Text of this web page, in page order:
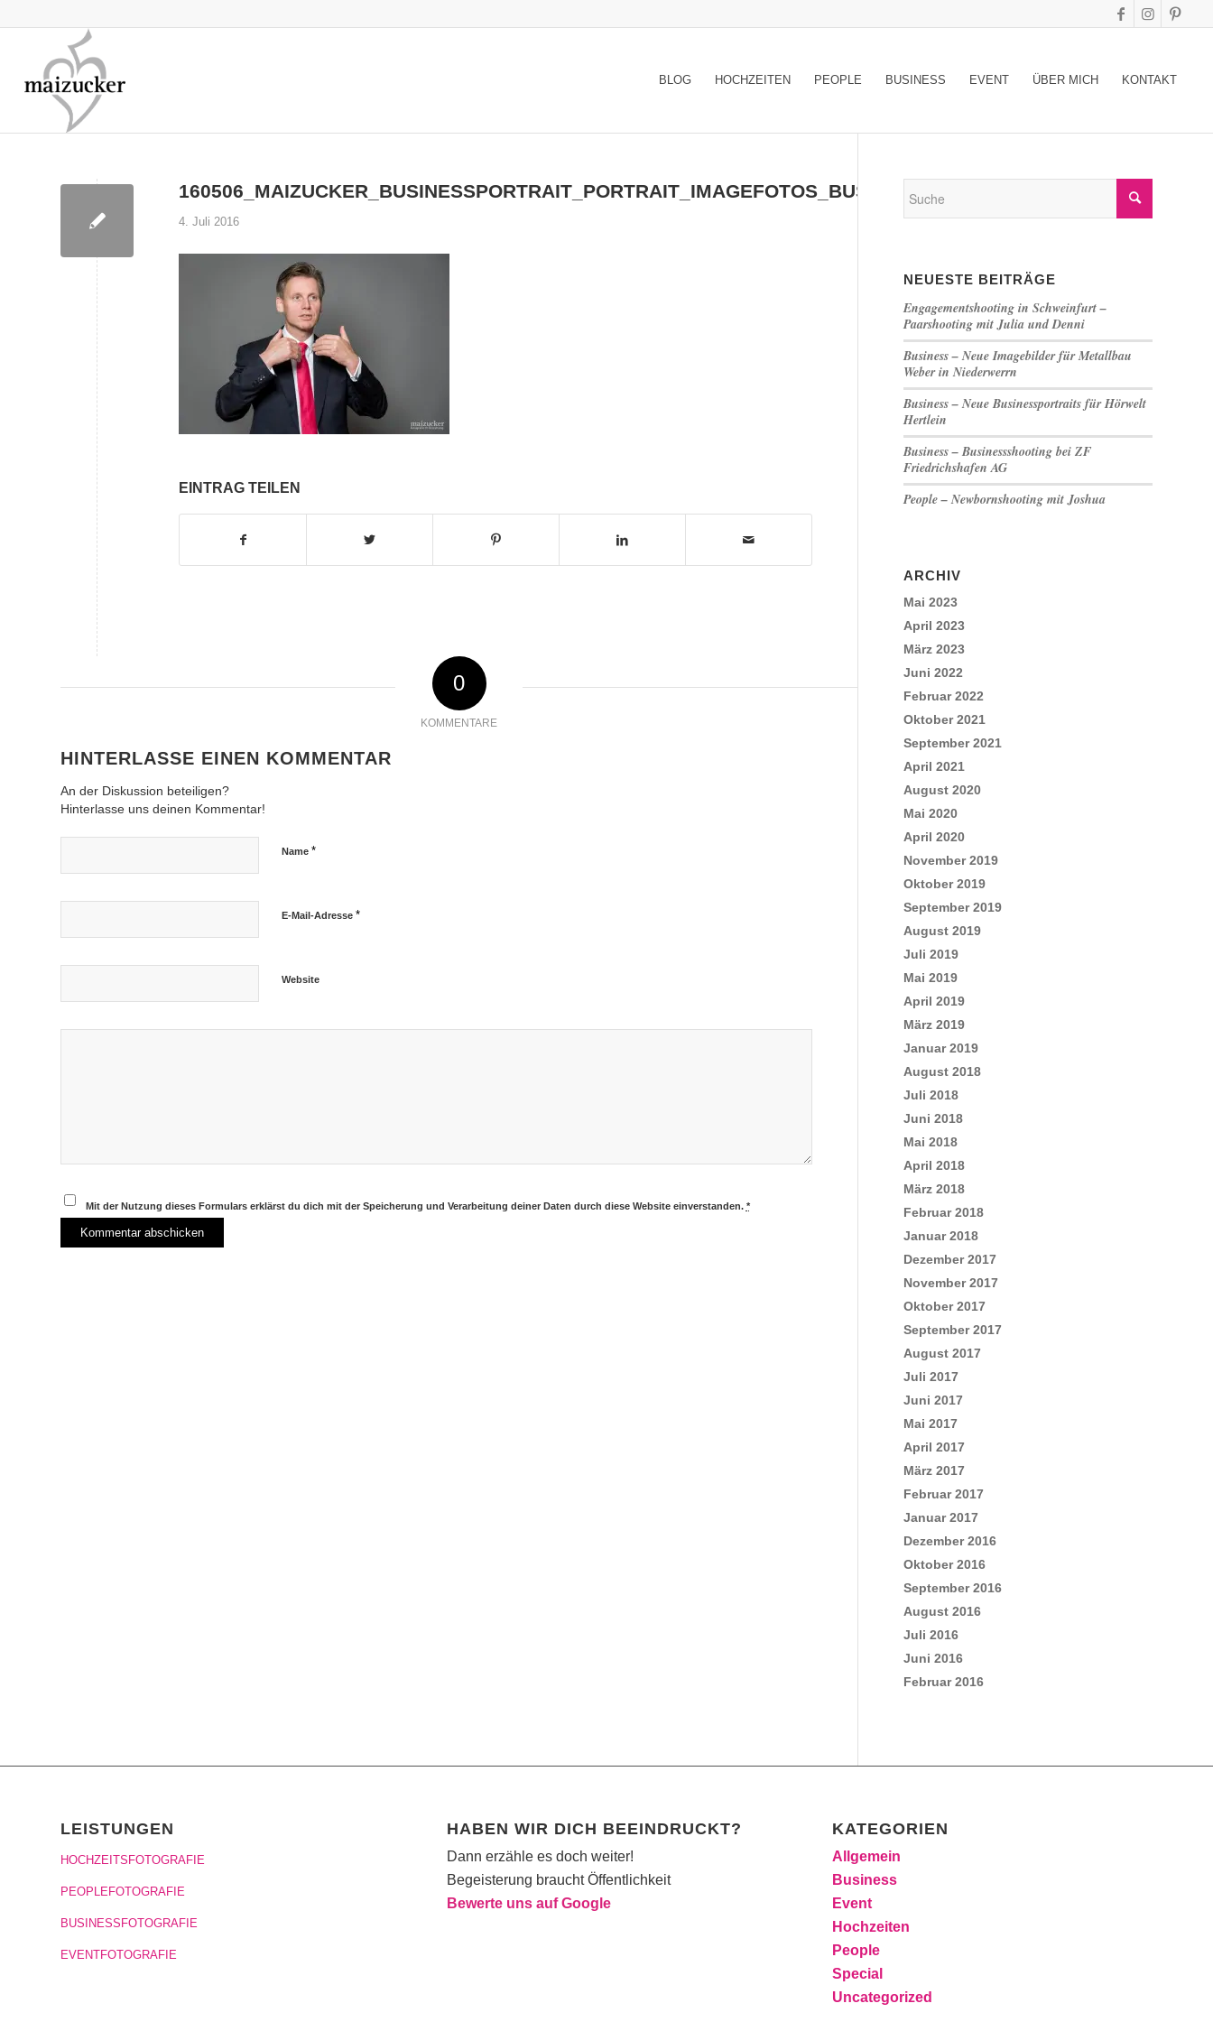
BLOG HOCHZEITEN PEOPLE BUSINESS EVENT ÜBER MICH KONTAKT
160506_MAIZUCKER_BUSINESSPORTRAIT_PORTRAIT_IMAGEFOTOS_BUSINESS_STUDIO_SCHWEINFURT_02
4. Juli 2016
EINTRAG TEILEN
0
KOMMENTARE
HINTERLASSE EINEN KOMMENTAR
An der Diskussion beteiligen?
Hinterlasse uns deinen Kommentar!
Name *
E-Mail-Adresse *
Website
Mit der Nutzung dieses Formulars erklärst du dich mit der Speicherung und Verarbeitung deiner Daten durch diese Website einverstanden. *
NEUESTE BEITRÄGE
Engagementshooting in Schweinfurt –
Paarshooting mit Julia und Denni
Business – Neue Imagebilder für Metallbau
Weber in Niederwerrn
Business – Neue Businessportraits für Hörwelt
Hertlein
Business – Businessshooting bei ZF
Friedrichshafen AG
People – Newbornshooting mit Joshua
ARCHIV
Mai 2023
April 2023
März 2023
Juni 2022
Februar 2022
Oktober 2021
September 2021
April 2021
August 2020
Mai 2020
April 2020
November 2019
Oktober 2019
September 2019
August 2019
Juli 2019
Mai 2019
April 2019
März 2019
Januar 2019
August 2018
Juli 2018
Juni 2018
Mai 2018
April 2018
März 2018
Februar 2018
Januar 2018
Dezember 2017
November 2017
Oktober 2017
September 2017
August 2017
Juli 2017
Juni 2017
Mai 2017
April 2017
März 2017
Februar 2017
Januar 2017
Dezember 2016
Oktober 2016
September 2016
August 2016
Juli 2016
Juni 2016
Februar 2016
LEISTUNGEN
HOCHZEITSFOTOGRAFIE
PEOPLEFOTOGRAFIE
BUSINESSFOTOGRAFIE
EVENTFOTOGRAFIE
HABEN WIR DICH BEEINDRUCKT?
Dann erzähle es doch weiter!
Begeisterung braucht Öffentlichkeit
Bewerte uns auf Google
KATEGORIEN
Allgemein
Business
Event
Hochzeiten
People
Special
Uncategorized